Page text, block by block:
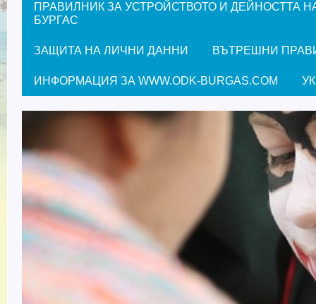
ПРАВИЛНИК ЗА УСТРОЙСТВОТО И ДЕЙНОСТТА
БУРГАС
ЗАЩИТА НА ЛИЧНИ ДАННИ ВЪТРЕШНИ
ИНФОРМАЦИЯ ЗА WWW.ODK-BURGAS.COM